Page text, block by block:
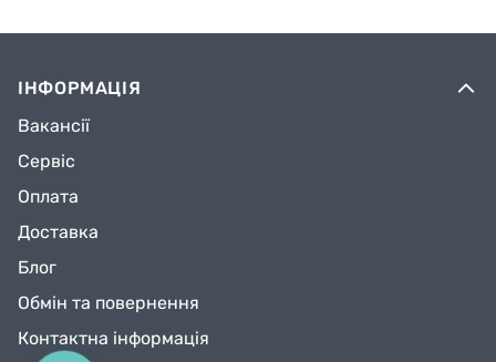
ІНФОРМАЦІЯ
Вакансії
Сервіс
Оплата
Доставка
Блог
Обмін та повернення
Контактна інформація